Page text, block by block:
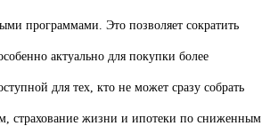
программами. Это позволяет сократить
актуально для покупки более
для тех, кто не может сразу собрать
страхование жизни и ипотеки по сниженным